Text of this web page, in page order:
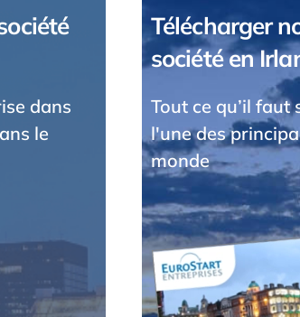
dans
le
Télécharger
société en
Tout ce qu’il
l'une des
monde